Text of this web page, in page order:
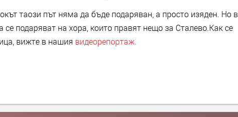
таози път няма да бъде подаряван, а просто изяден. Но в
подаряват на хора, които правят нещо за Сталево.Как се
вижте в нашия видеорепортаж.